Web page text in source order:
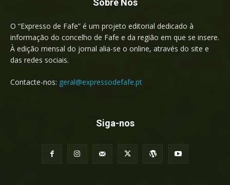
Sobre Nós
O “Expresso de Fafe” é um projeto editorial dedicado à
informação do concelho de Fafe e da região em que se insere.
À edição mensal do jornal alia-se o online, através do site e
das redes sociais.
Contacte-nos: geral@expressodefafe.pt
Siga-nos